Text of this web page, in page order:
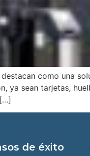
como una
ya sean tarjetas,
de éxito